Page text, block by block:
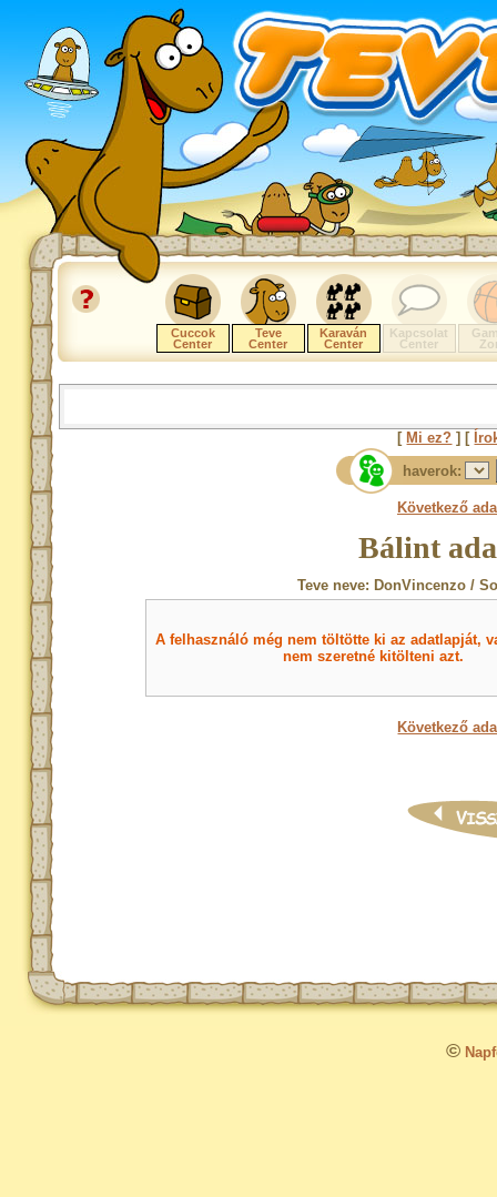
Cuccok
Center
Teve
Center
Karaván
Center
Kapcsolat
Center
[ Mi ez? ] [
haverok:
Következő
Bálint
Teve neve: DonVincenzo /
A felhasználó még nem töltötte ki az adatlapját,
nem szeretné kitölteni azt.
Következő
©